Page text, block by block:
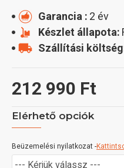
212 990 Ft
Garancia : 2 év
Készlet állapota:
Szállítási
Elérhető opciók
Beüzemelési nyilatkozat -